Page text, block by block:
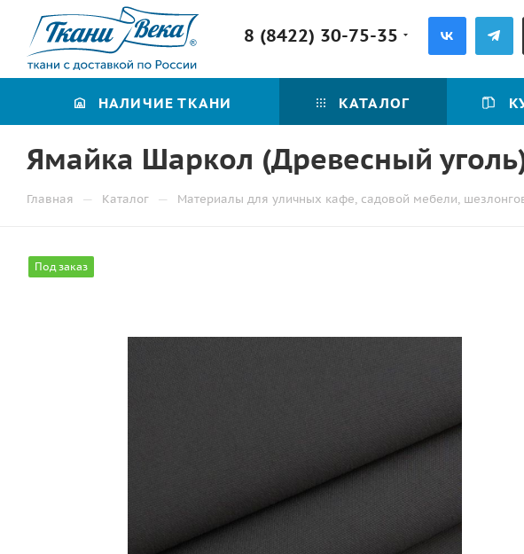
8 (8422) 30-75-35
НАЛИЧИЕ ТКАНИ КАТАЛОГ
Ямайка Шаркол (Древесный
Главная — Каталог — Материалы для уличных кафе, садовой мебели,
Под заказ